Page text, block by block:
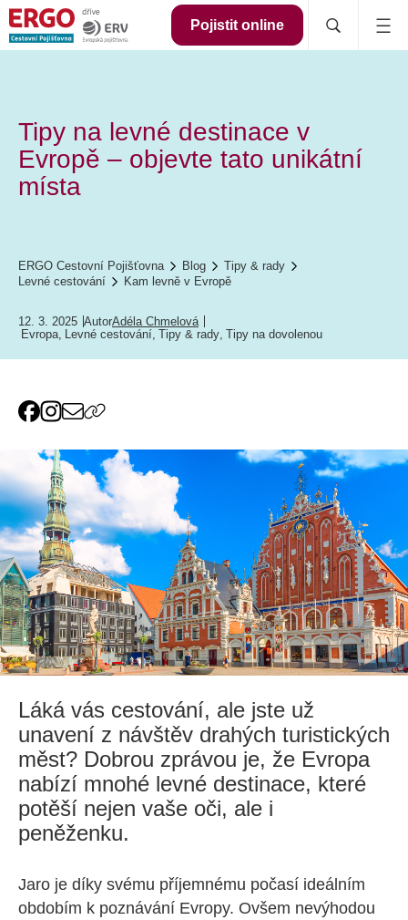
Pojistit online
Tipy na levné destinace v
Evropě – objevte tato unikátní
místa
ERGO Cestovní Pojišťovna Blog
Tipy & rady
Levné cestování
Kam levně v Evropě
12. 3. 2025 AutorAdéla Chmelová
Evropa, Levné cestování, Tipy & rady, Tipy na dovolenou
Láká vás cestování, ale jste už
unavení z návštěv drahých turistických
měst? Dobrou zprávou je, že Evropa
nabízí mnohé levné destinace, které
potěší nejen vaše oči, ale i
peněženku.
Jaro je díky svému příjemnému počasí ideálním
obdobím k poznávání Evropy. Ovšem nevýhodou